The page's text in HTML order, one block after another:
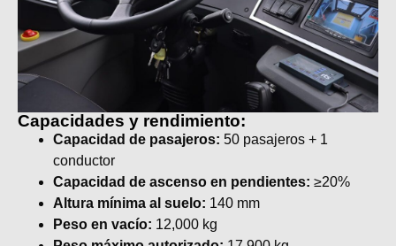
Capacidades y rendimiento:
Capacidad de pasajeros: 50 pasajeros + 1
conductor
Capacidad de ascenso en pendientes: ≥20%
Altura mínima al suelo: 140 mm
Peso en vacío: 12,000 kg